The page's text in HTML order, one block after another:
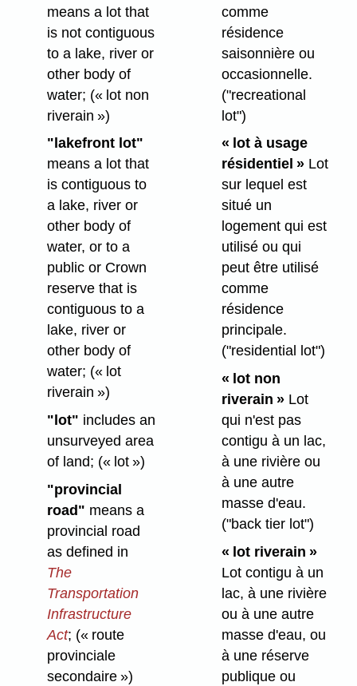
means a lot that
is not contiguous
to a lake, river or
other body of
water; (« lot non
riverain »)
"lakefront lot"
means a lot that
is contiguous to
a lake, river or
other body of
water, or to a
public or Crown
reserve that is
contiguous to a
lake, river or
other body of
water; (« lot
riverain »)
"lot" includes an
unsurveyed area
of land; (« lot »)
"provincial
road" means a
provincial road
as defined in
The
Transportation
Infrastructure
Act; (« route
provinciale
secondaire »)
comme
résidence
saisonnière ou
occasionnelle.
("recreational
lot")
« lot à usage
résidentiel »Lot
sur lequel est
situé un
logement qui est
utilisé ou qui
peut être utilisé
comme
résidence
principale.
("residential lot")
« lot non
riverain »Lot
qui n'est pas
contigu à un lac,
à une rivière ou
à une autre
masse d'eau.
("back tier lot")
« lot riverain »
Lot contigu à un
lac, à une rivière
ou à une autre
masse d'eau, ou
à une réserve
publique ou